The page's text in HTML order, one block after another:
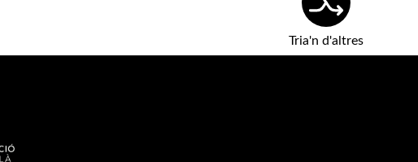
Tria'n d'altres